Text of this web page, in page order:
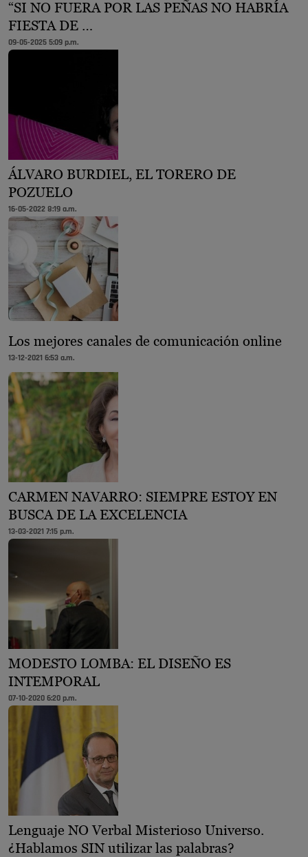
“SI NO FUERA POR LAS PEÑAS NO HABRÍA
FIESTA DE …
09-05-2025 5:09 p.m.
ÁLVARO BURDIEL, EL TORERO DE
POZUELO
16-05-2022 8:19 a.m.
Los mejores canales de comunicación online
13-12-2021 6:53 a.m.
CARMEN NAVARRO: SIEMPRE ESTOY EN
BUSCA DE LA EXCELENCIA
13-03-2021 7:15 p.m.
MODESTO LOMBA: EL DISEÑO ES
INTEMPORAL
07-10-2020 6:20 p.m.
Lenguaje NO Verbal Misterioso Universo.
¿Hablamos SIN utilizar las palabras?